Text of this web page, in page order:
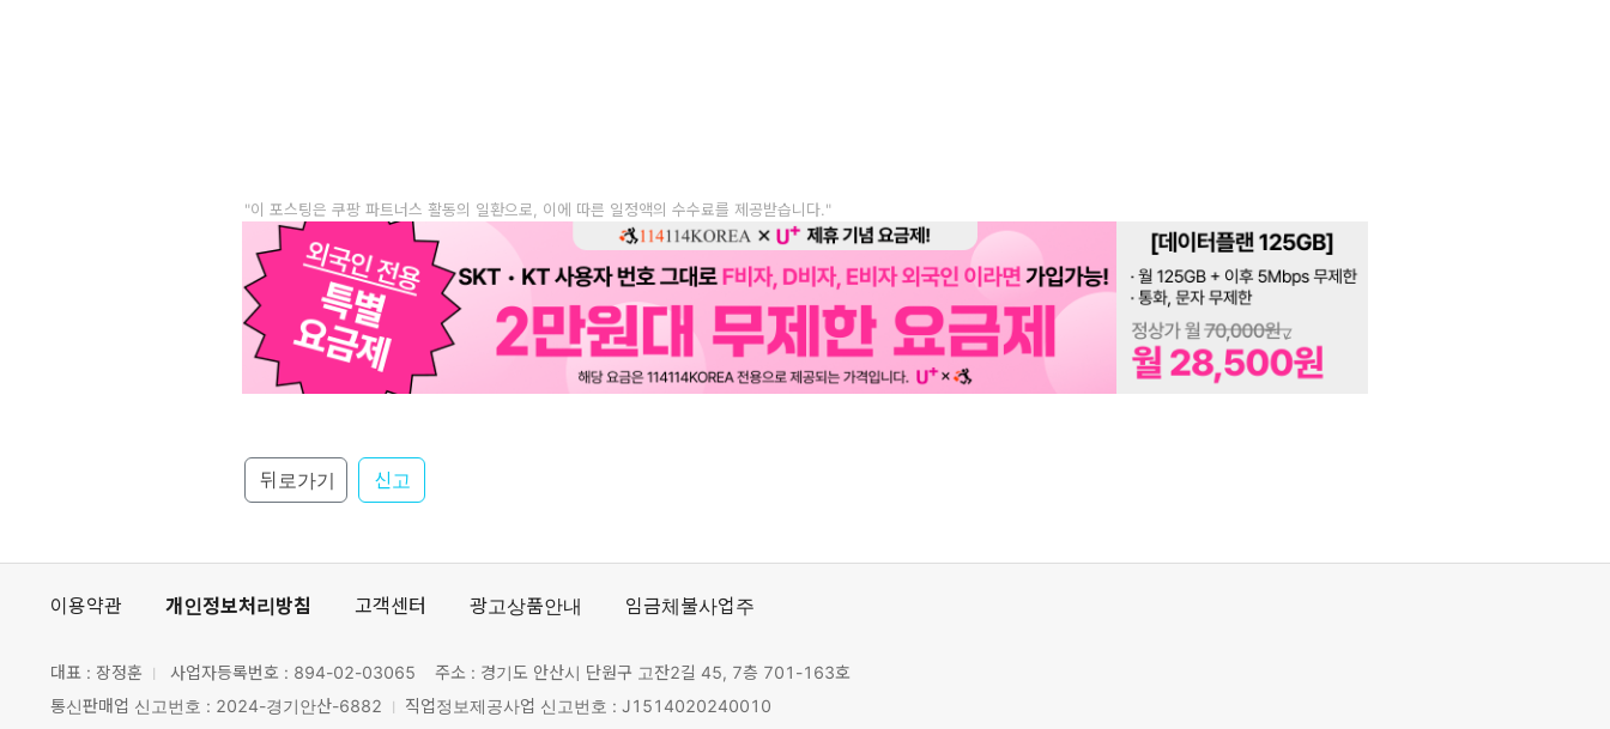
"이 포스팅은 쿠팡 파트너스 활동의 일환으로, 이에 따른 일정액의 수수료를 제공받습니다."
뒤로가기 신고
이용약관 개인정보처리방침 고객센터 광고상품안내 임금체불사업주
대표 : 장정훈 사업자등록번호 : 894-02-03065
주소 : 경기도 안산시 단원구 고잔2길 45, 7층 701-163호
통신판매업 신고번호 : 2024-경기안산-6882
직업정보제공사업 신고번호 : J1514020240010